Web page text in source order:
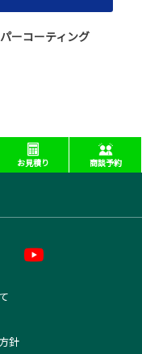
ーコーティング
お見積り 商談予約
針